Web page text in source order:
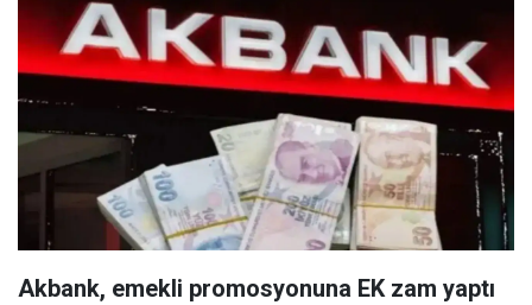
Akbank, emekli promosyonuna EK zam yaptı